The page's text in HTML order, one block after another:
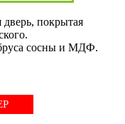
покрытая
сосны и МДФ.